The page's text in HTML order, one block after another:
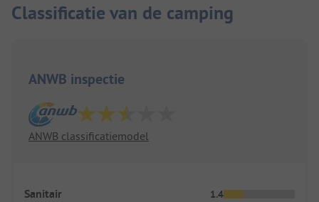
Classificatie van de camping
ANWB inspectie
ANWB classificatiemodel
Sanitair 1.4